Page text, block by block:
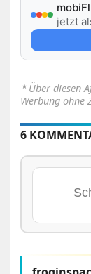
jetzt
⋆ Über diesen
Werbung ohne
6